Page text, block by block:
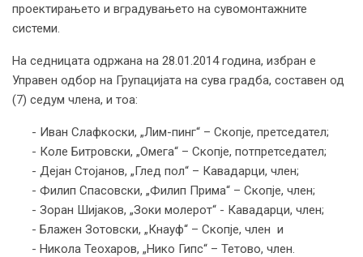
проектирањето и вградувањето на сувомонтажните
системи.
На седницата одржана на 28.01.2014 година, избран е
Управен одбор на Групацијата на сува градба, составен од
(7) седум члена, и тоа:
- Иван Слафкоски, „Лим-пинг“ – Скопје, претседател;
- Коле Битровски, „Омега“ – Скопје, потпретседател;
- Дејан Стојанов, „Глед пол“ – Кавадарци, член;
- Филип Спасовски, „Филип Прима“ – Скопје, член;
- Зоран Шијаков, „Зоки молерот“ - Кавадарци, член;
- Блажен Зотовски, „Кнауф“ – Скопје, член и
- Никола Теохаров, „Нико Гипс“ – Тетово, член.